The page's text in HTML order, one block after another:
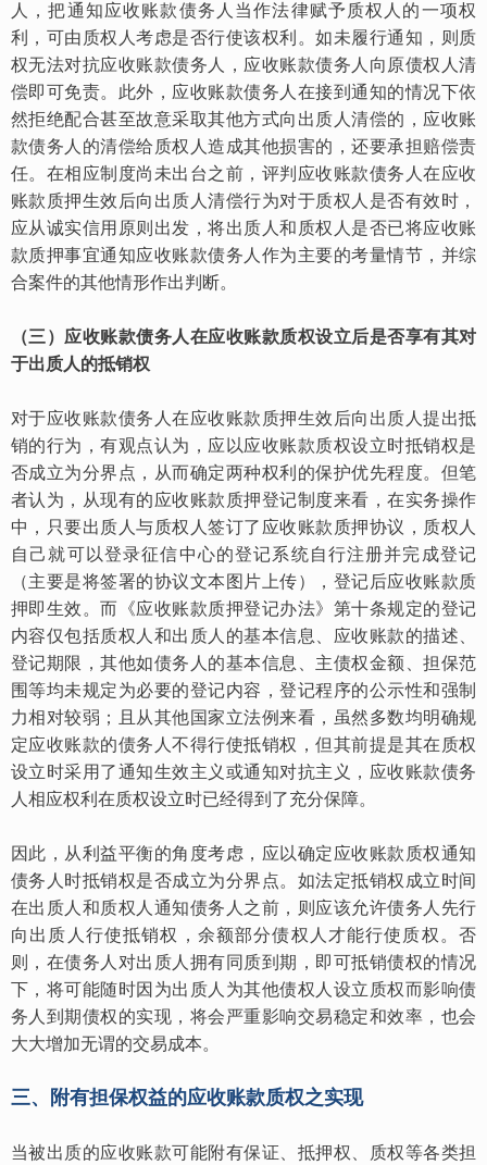
人，把通知应收账款债务人当作法律赋予质权人的一项权
利，可由质权人考虑是否行使该权利。如未履行通知，则质
权无法对抗应收账款债务人，应收账款债务人向原债权人清
偿即可免责。此外，应收账款债务人在接到通知的情况下依
然拒绝配合甚至故意采取其他方式向出质人清偿的，应收账
款债务人的清偿给质权人造成其他损害的，还要承担赔偿责
任。在相应制度尚未出台之前，评判应收账款债务人在应收
账款质押生效后向出质人清偿行为对于质权人是否有效时，
应从诚实信用原则出发，将出质人和质权人是否已将应收账
款质押事宜通知应收账款债务人作为主要的考量情节，并综
合案件的其他情形作出判断。
（三）应收账款债务人在应收账款质权设立后是否享有其对
于出质人的抵销权
对于应收账款债务人在应收账款质押生效后向出质人提出抵
销的行为，有观点认为，应以应收账款质权设立时抵销权是
否成立为分界点，从而确定两种权利的保护优先程度。但笔
者认为，从现有的应收账款质押登记制度来看，在实务操作
中，只要出质人与质权人签订了应收账款质押协议，质权人
自己就可以登录征信中心的登记系统自行注册并完成登记
（主要是将签署的协议文本图片上传），登记后应收账款质
押即生效。而《应收账款质押登记办法》第十条规定的登记
内容仅包括质权人和出质人的基本信息、应收账款的描述、
登记期限，其他如债务人的基本信息、主债权金额、担保范
围等均未规定为必要的登记内容，登记程序的公示性和强制
力相对较弱；且从其他国家立法例来看，虽然多数均明确规
定应收账款的债务人不得行使抵销权，但其前提是其在质权
设立时采用了通知生效主义或通知对抗主义，应收账款债务
人相应权利在质权设立时已经得到了充分保障。
因此，从利益平衡的角度考虑，应以确定应收账款质权通知
债务人时抵销权是否成立为分界点。如法定抵销权成立时间
在出质人和质权人通知债务人之前，则应该允许债务人先行
向出质人行使抵销权，余额部分债权人才能行使质权。否
则，在债务人对出质人拥有同质到期，即可抵销债权的情况
下，将可能随时因为出质人为其他债权人设立质权而影响债
务人到期债权的实现，将会严重影响交易稳定和效率，也会
大大增加无谓的交易成本。
三、附有担保权益的应收账款质权之实现
当被出质的应收账款可能附有保证、抵押权、质权等各类担